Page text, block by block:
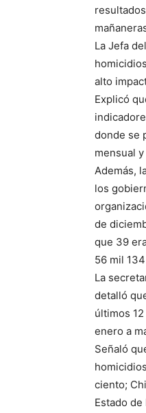
La Jefa
alto
Explicó
donde se
mensual y
Además,
los
de
que 39
56 mil
La
detalló
últimos
enero a
Señaló
ciento;
Estado